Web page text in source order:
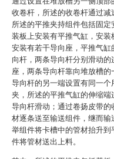
收卷杆，所述的收卷杆通过减
所述的平推夹持组件包括固
装板上安装有平推气缸，安
安装有若干导向座，平推气
向杆，两条导向杆分别滑动
座，两条导向杆靠向堆放槽的
导向杆的另一端设置有同一
夹，所述的平推气缸的伸缩
导向杆滑动；通过卷扬皮带
材逐条送至输送组件，继而
举组件将卡槽中的管材抬升到
件将管材送出上料。